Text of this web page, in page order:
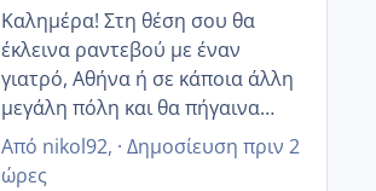
Καλημέρα! Στη θέση σου θα
έκλεινα ραντεβού με έναν
γιατρό, Αθήνα ή σε κάποια άλλη
μεγάλη πόλη και θα πήγαινα
έστω αυθημερόν!! Για δες το
Από nikol92, · Δημοσίευση πριν 2
ώρες